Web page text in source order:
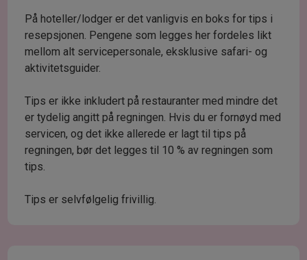
På hoteller/lodger er det vanligvis en boks for tips i
resepsjonen. Pengene som legges her fordeles likt
mellom alt servicepersonale, eksklusive safari- og
aktivitetsguider.
Tips er ikke inkludert på restauranter med mindre det
er tydelig angitt på regningen. Hvis du er fornøyd med
servicen, og det ikke allerede er lagt til tips på
regningen, bør det legges til 10 % av regningen som
tips.
Tips er selvfølgelig frivillig.